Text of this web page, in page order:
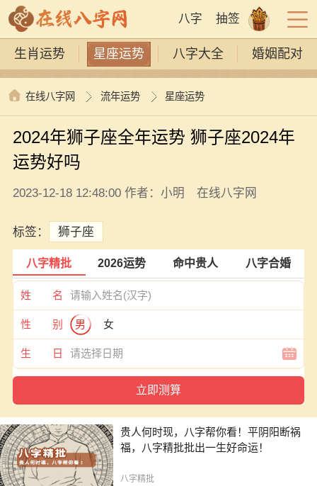
八字 抽签
生肖运势 星座运势 八字大全 婚姻配对
在线八字网 流年运势 星座运势
2024年狮子座全年运势 狮子座2024年
运势好吗
2023-12-18 12:48:00 作者：小明 在线八字网
标签： 狮子座
八字精批 2026运势 命中贵人 八字合婚
姓 名
性 别 男 女
生 日
贵人何时现，八字帮你看！平阴阳断祸
福，八字精批批出一生好命运！
八字精批